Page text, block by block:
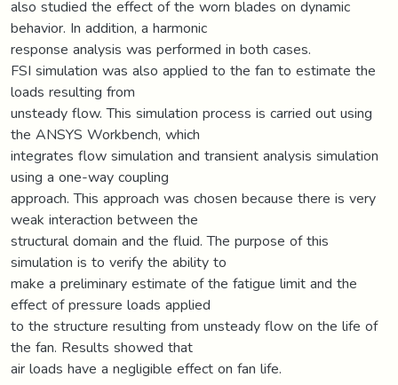
also studied the effect of the worn blades on dynamic
behavior. In addition, a harmonic
response analysis was performed in both cases.
FSI simulation was also applied to the fan to estimate the
loads resulting from
unsteady flow. This simulation process is carried out using
the ANSYS Workbench, which
integrates flow simulation and transient analysis simulation
using a one-way coupling
approach. This approach was chosen because there is very
weak interaction between the
structural domain and the fluid. The purpose of this
simulation is to verify the ability to
make a preliminary estimate of the fatigue limit and the
effect of pressure loads applied
to the structure resulting from unsteady flow on the life of
the fan. Results showed that
air loads have a negligible effect on fan life.